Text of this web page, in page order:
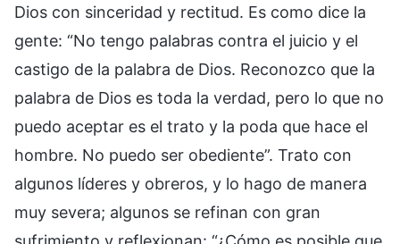
Dios con sinceridad y rectitud. Es como dice la
gente: “No tengo palabras contra el juicio y el
castigo de la palabra de Dios. Reconozco que la
palabra de Dios es toda la verdad, pero lo que no
puedo aceptar es el trato y la poda que hace el
hombre. No puedo ser obediente”. Trato con
algunos líderes y obreros, y lo hago de manera
muy severa; algunos se refinan con gran